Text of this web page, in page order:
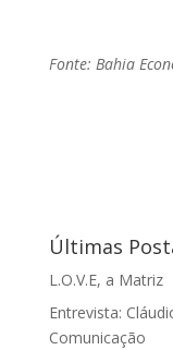
Fonte: Bahia
Últimas
L.O.V.E, a Matriz
Entrevista:
Comunicação